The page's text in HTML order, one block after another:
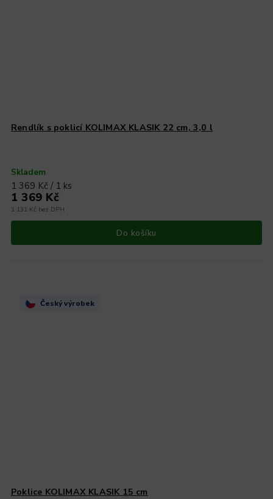
Rendlík s poklicí KOLIMAX KLASIK 22 cm, 3,0 l
Skladem
1 131 Kč bez DPH
1 369 Kč
1 369 Kč / 1 ks
Do košíku
Český výrobek
Poklice KOLIMAX KLASIK 15 cm